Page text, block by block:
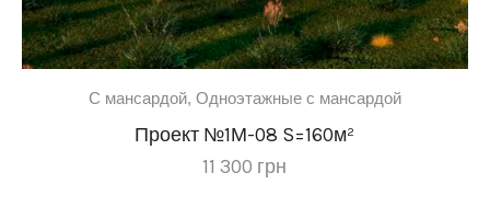
C мансардой, Одноэтажные с мансардой
Проект №1М-08 S=160м²
11 300 грн